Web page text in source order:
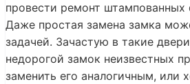
провести ремонт штампованных
Даже простая замена замка
задачей. Зачастую в такие
недорогой замок неизвестных
заменить его аналогичным, или